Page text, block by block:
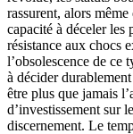
rassurent, alors
capacité à déceler les
résistance aux chocs
l’obsolescence de ce
à décider
être plus que jamais
d’investissement sur
discernement. Le